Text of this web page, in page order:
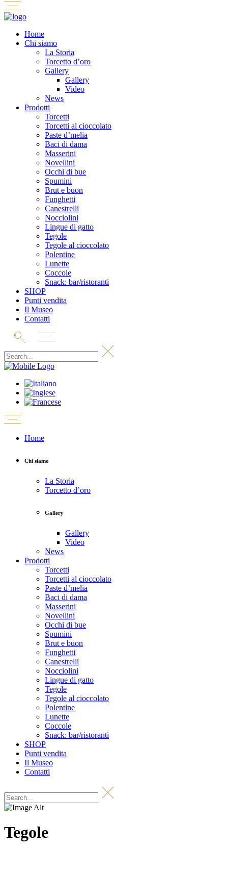
Home
Chi siamo
La Storia
Torcetto d’oro
Gallery
Gallery
Video
News
Prodotti
Torcetti
Torcetti al cioccolato
Paste d’melia
Baci di dama
Masserini
Novellini
Occhi di bue
Spumini
Brut e buon
Funghetti
Canestrelli
Nocciolini
Lingue di gatto
Tegole
Tegole al cioccolato
Polentine
Lunette
Coccole
Snack: bar/ristoranti
SHOP
Punti vendita
Il Museo
Contatti
Home
Chi siamo
La Storia
Torcetto d’oro
Gallery
Gallery
Video
News
Prodotti
Torcetti
Torcetti al cioccolato
Paste d’melia
Baci di dama
Masserini
Novellini
Occhi di bue
Spumini
Brut e buon
Funghetti
Canestrelli
Nocciolini
Lingue di gatto
Tegole
Tegole al cioccolato
Polentine
Lunette
Coccole
Snack: bar/ristoranti
SHOP
Punti vendita
Il Museo
Contatti
Tegole